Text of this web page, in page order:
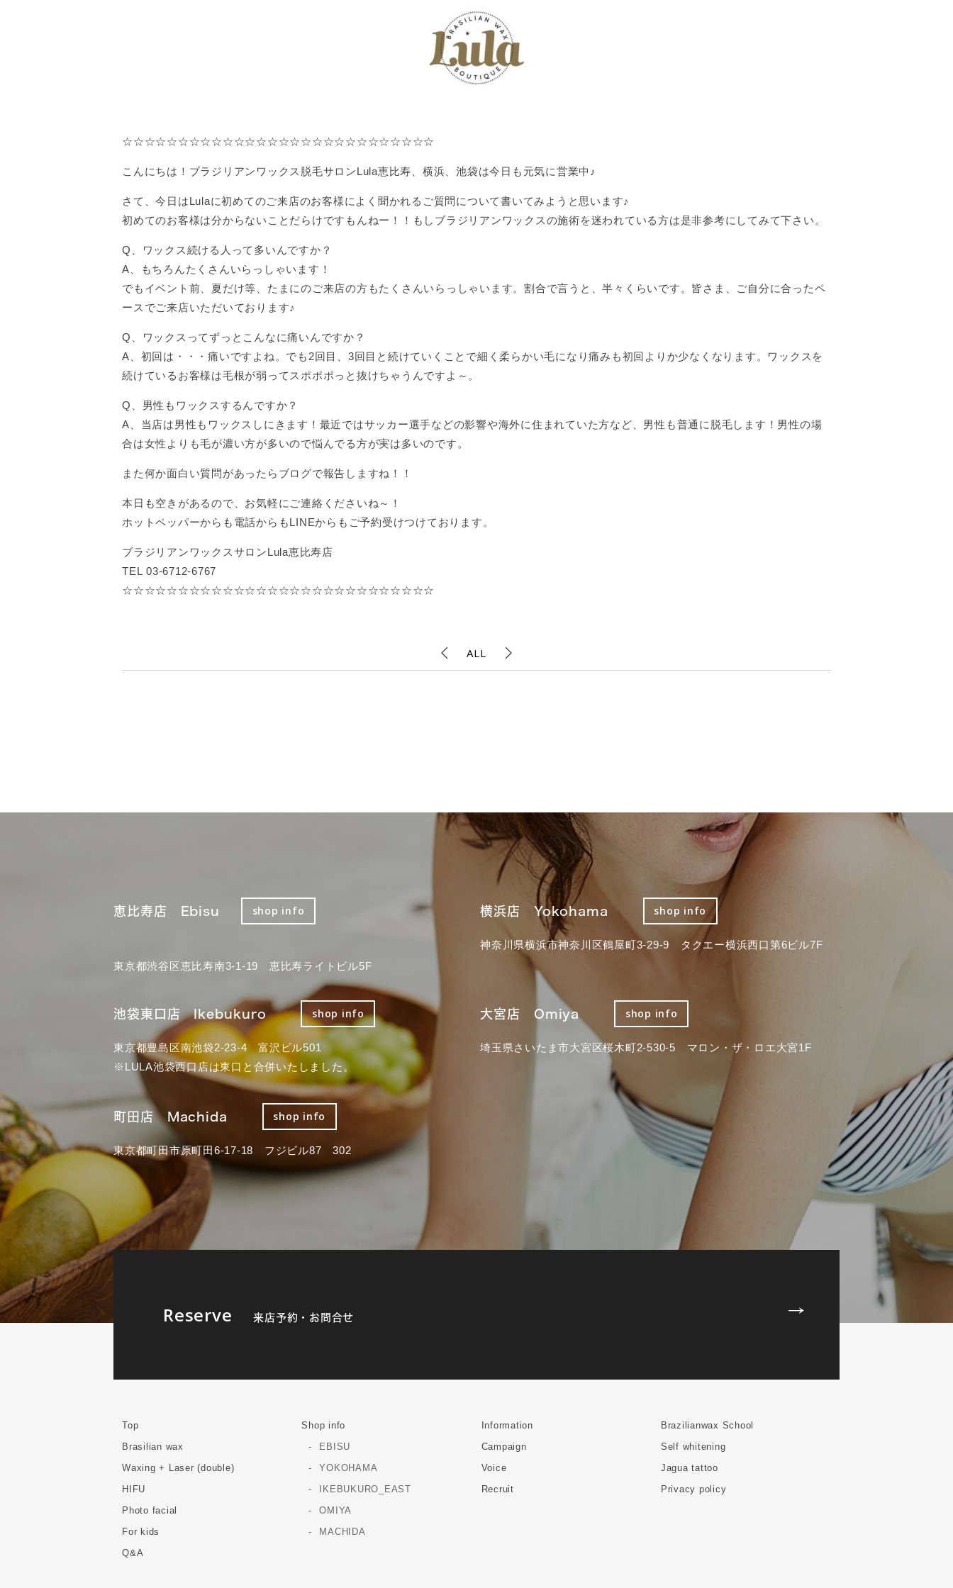
☆☆☆☆☆☆☆☆☆☆☆☆☆☆☆☆☆☆☆☆☆☆☆☆☆☆☆☆
こんにちは！ブラジリアンワックス脱毛サロンLula恵比寿、横浜、池袋は今日も元気に営業中♪
さて、今日はLulaに初めてのご来店のお客様によく聞かれるご質問について書いてみようと思います♪
初めてのお客様は分からないことだらけですもんねー！！もしブラジリアンワックスの施術を迷われている方は是非参考にしてみて下さい。
Q、ワックス続ける人って多いんですか？
A、もちろんたくさんいらっしゃいます！
でもイベント前、夏だけ等、たまにのご来店の方もたくさんいらっしゃいます。割合で言うと、半々くらいです。皆さま、ご自分に合ったペ
ースでご来店いただいております♪
Q、ワックスってずっとこんなに痛いんですか？
A、初回は・・・痛いですよね。でも2回目、3回目と続けていくことで細く柔らかい毛になり痛みも初回よりか少なくなります。ワックスを
続けているお客様は毛根が弱ってスポポポっと抜けちゃうんですよ～。
Q、男性もワックスするんですか？
A、当店は男性もワックスしにきます！最近ではサッカー選手などの影響や海外に住まれていた方など、男性も普通に脱毛します！男性の場
合は女性よりも毛が濃い方が多いので悩んでる方が実は多いのです。
また何か面白い質問があったらブログで報告しますね！！
本日も空きがあるので、お気軽にご連絡くださいね～！
ホットペッパーからも電話からもLINEからもご予約受けつけております。
ブラジリアンワックスサロンLula恵比寿店
TEL 03-6712-6767
☆☆☆☆☆☆☆☆☆☆☆☆☆☆☆☆☆☆☆☆☆☆☆☆☆☆☆☆
ALL
恵比寿店 Ebisu shop info
東京都渋谷区恵比寿南3-1-19 恵比寿ライトビル5F
横浜店 Yokohama shop info
神奈川県横浜市神奈川区鶴屋町3-29-9 タクエー横浜西口第6ビル7F
池袋東口店 Ikebukuro shop info
東京都豊島区南池袋2-23-4 富沢ビル501
※LULA池袋西口店は東口と合併いたしました。
大宮店 Omiya shop info
埼玉県さいたま市大宮区桜木町2-530-5 マロン・ザ・ロエ大宮1F
町田店 Machida shop info
東京都町田市原町田6-17-18 フジビル87 302
Reserve 来店予約・お問合せ
Top
Brasilian wax
Waxing + Laser (double)
HIFU
Photo facial
For kids
Q&A
Shop info
EBISU
YOKOHAMA
IKEBUKURO_EAST
OMIYA
MACHIDA
Information
Campaign
Voice
Recruit
Brazilianwax School
Self whitening
Jagua tattoo
Privacy policy